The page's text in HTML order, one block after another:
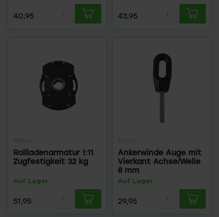
40,95 43,95
IMBAC
Rollladenarmatur 1:11
Zugfestigkeit 32 kg
Auf Lager
51,95
SELVE
Ankerwinde Auge mit
Vierkant Achse/Welle
8 mm
Auf Lager
29,95